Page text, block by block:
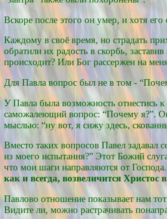
Вскоре после этого он умер, и хотя
Каждому в своё время, но страдать
обратили их радость в скорбь,
происходит? Или Бог рассержен на
Для Павла вопрос был не в том -
У Павла была возможность отнестись
саможалеющий вопрос: “Почему я?”.
мыслью: “ну вот, я сижу здесь,
Вместо таких вопросов Павел задавал
из моего испытания?” Этот Божий
что мои шаги направляются от
как и всегда, возвеличится
Павлово отношение показывает нам
Видите ли, можно растрачивать